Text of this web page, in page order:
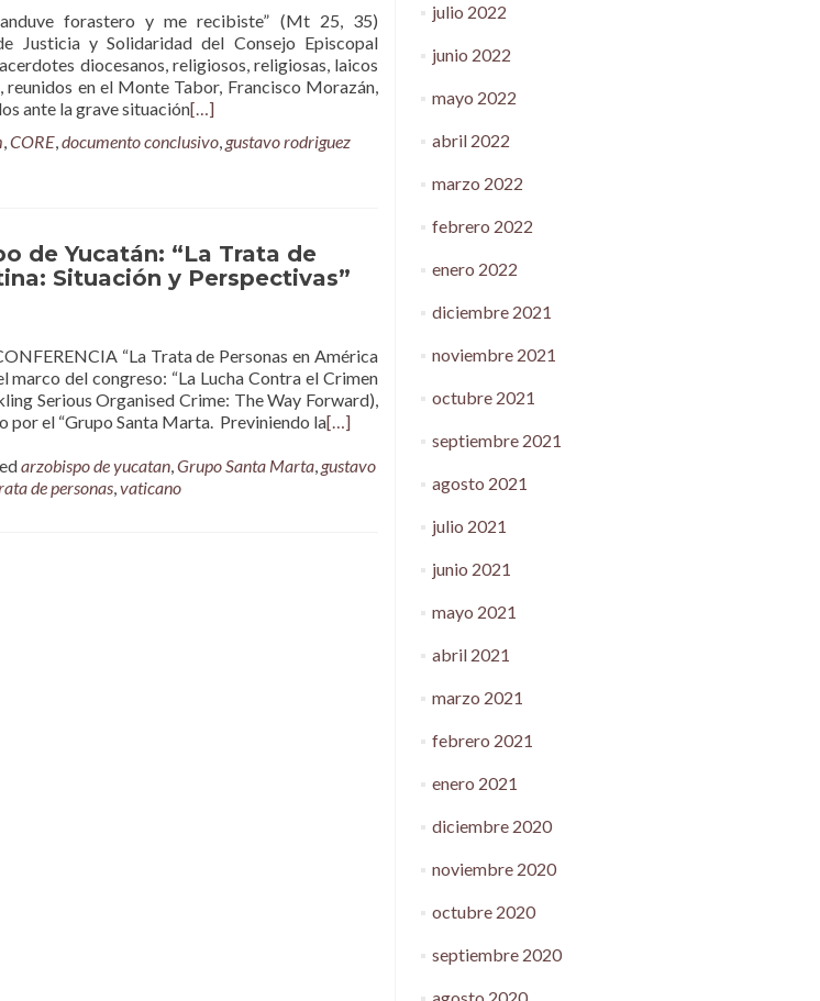
forastero y me recibiste” (Mt 25, 35)
Justicia y Solidaridad del Consejo Episcopal
diocesanos, religiosos, religiosas, laicos
en el Monte Tabor, Francisco Morazán,
ante la grave situación[…]
,CORE,documento conclusivo, gustavo rodriguez
de Yucatán: “La Trata de
Situación y Perspectivas”
“La Trata de Personas en América
del congreso: “La Lucha Contra el Crimen
Serious Organised Crime: The Way Forward),
por el “Grupo Santa Marta. Previniendo la[…]
arzobispo de yucatan,Grupo Santa Marta, gustavo
de personas,vaticano
julio 2022
junio 2022
mayo 2022
abril 2022
marzo 2022
febrero 2022
enero 2022
diciembre 2021
noviembre 2021
octubre 2021
septiembre 2021
agosto 2021
julio 2021
junio 2021
mayo 2021
abril 2021
marzo 2021
febrero 2021
enero 2021
diciembre 2020
noviembre 2020
octubre 2020
septiembre 2020